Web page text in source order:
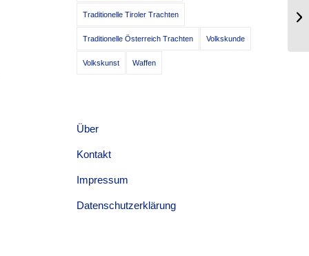
Traditionelle Tiroler Trachten
Traditionelle Österreich Trachten Volkskunde
Volkskunst Waffen
Über
Kontakt
Impressum
Datenschutzerklärung